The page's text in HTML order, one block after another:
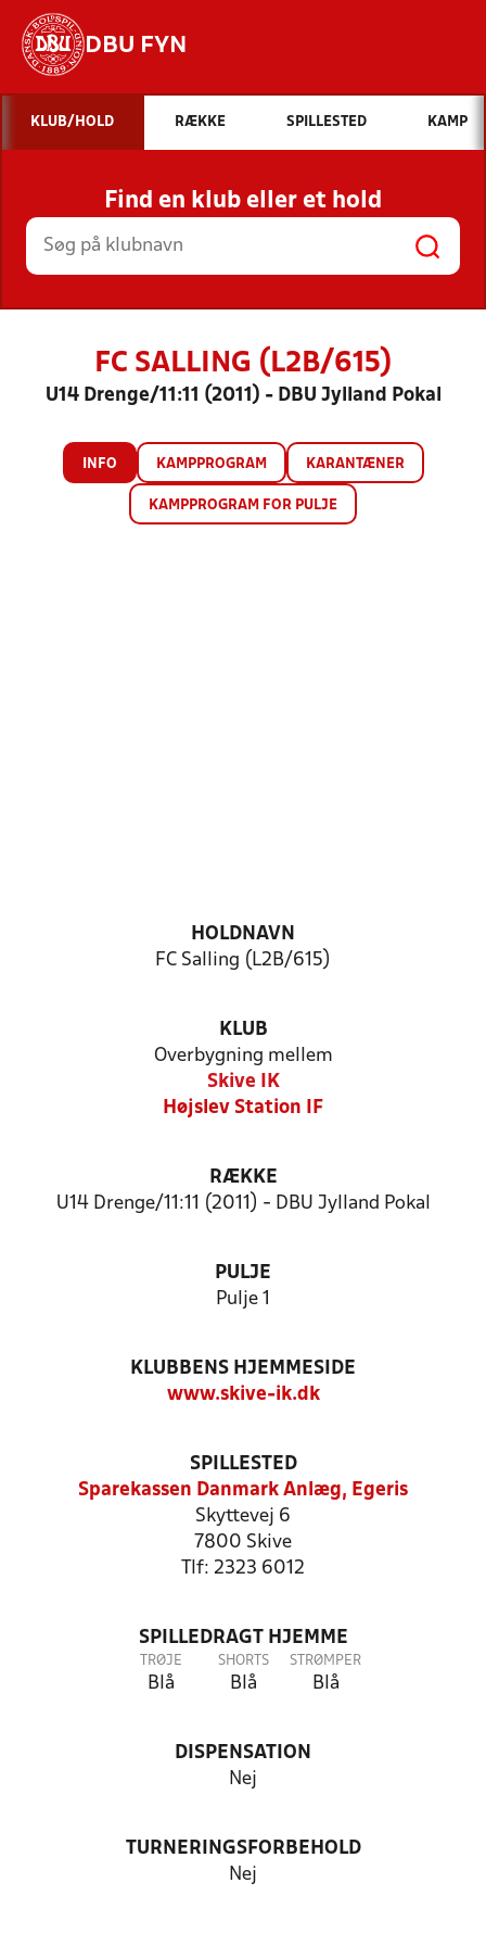
DBU FYN
Hvad vil du søge efter?
INDHOLD OG NYHEDER
STILLINGER, RESULTATER, KLUBBER OG
HOLD
KLUB/HOLD RÆKKE SPILLESTED KAMP
Find en klub eller et hold
FC SALLING (L2B/615)
U14 Drenge/11:11 (2011) - DBU Jylland Pokal
INFO KAMPPROGRAM KARANTÆNER
KAMPPROGRAM FOR PULJE
HOLDNAVN
FC Salling (L2B/615)
KLUB
Overbygning mellem
Skive IK
Højslev Station IF
RÆKKE
U14 Drenge/11:11 (2011) - DBU Jylland Pokal
PULJE
Pulje 1
KLUBBENS HJEMMESIDE
www.skive-ik.dk
SPILLESTED
Sparekassen Danmark Anlæg, Egeris
Skyttevej 6
7800 Skive
Tlf: 2323 6012
SPILLEDRAGT HJEMME
TRØJE
Blå
SHORTS
Blå
STRØMPER
Blå
DISPENSATION
Nej
TURNERINGSFORBEHOLD
Nej